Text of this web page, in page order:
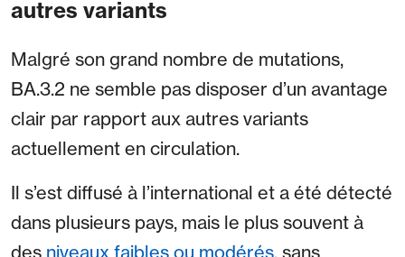
autres variants
Malgré son grand nombre de mutations,
BA.3.2 ne semble pas disposer d’un avantage
clair par rapport aux autres variants
actuellement en circulation.
Il s’est diffusé à l’international et a été détecté
dans plusieurs pays, mais le plus souvent à
des niveaux faibles ou modérés, sans